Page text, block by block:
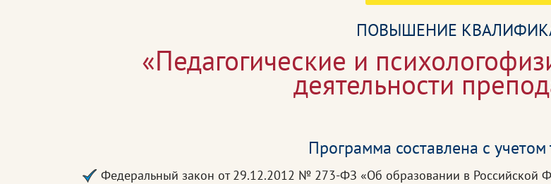
ПОВЫШЕНИЕ
«Педагогические и
деятельности
Программа составлена с
Федеральный закон от 29.12.2012 № 273-ФЗ «Об образовании в Российской